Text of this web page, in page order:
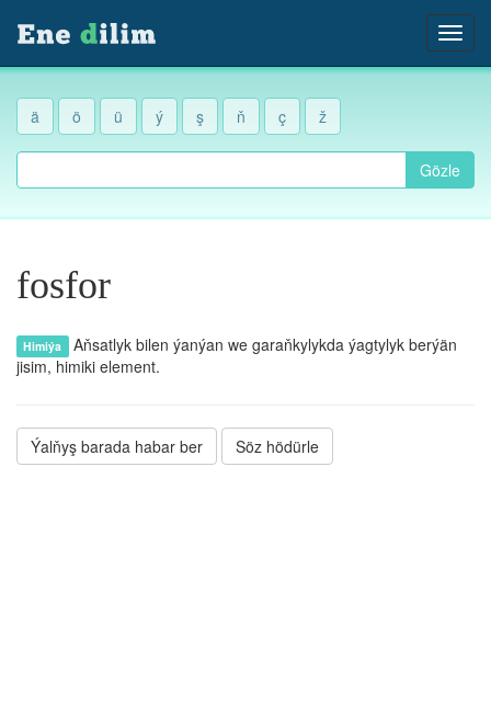
ä ö ü ý ş ň ç ž
Gözle
fosfor
Himiýa Aňsatlyk bilen ýanýan we garaňkylykda ýagtylyk berýän
jisim, himiki element.
Ýalňyş barada habar ber Söz hödürle